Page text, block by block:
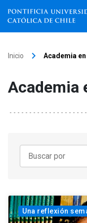
Facultades, escuelas
Internacionalización
Vinculación
Inicio keyboard_arrow_right Academia
Academia
Una reflexión